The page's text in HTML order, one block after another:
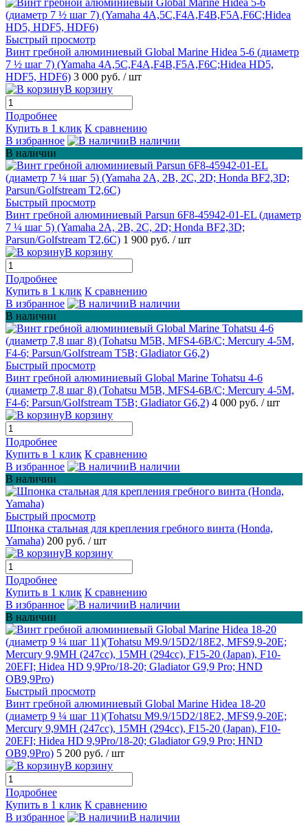
Быстрый просмотр
Винт гребной алюминиевый Global Marine Hidea 5-6 (диаметр
7 ½ шаг 7) (Yamaha 4A,5C,F4A,F4B,F5A,F6C;Hidea HD5,
HDF5, HDF6) 3 000 руб. / шт
В корзину
Подробнее
Купить в 1 клик К сравнению
В избранное
В наличии
В наличии
Быстрый просмотр
Винт гребной алюминиевый Parsun 6F8-45942-01-EL (диаметр
7 ¼ шаг 5) (Yamaha 2A, 2B, 2C, 2D; Honda BF2,3D;
Parsun/Golfstream T2,6C) 1 900 руб. / шт
В корзину
Подробнее
Купить в 1 клик К сравнению
В избранное
В наличии
В наличии
Быстрый просмотр
Винт гребной алюминиевый Global Marine Tohatsu 4-6
(диаметр 7,8 шаг 8) (Tohatsu M5В, MFS4-6B/C; Mercury 4-5M,
F4-6; Parsun/Golfstream T5B; Gladiator G6,2) 4 000 руб. / шт
В корзину
Подробнее
Купить в 1 клик К сравнению
В избранное
В наличии
В наличии
Быстрый просмотр
Шпонка стальная для крепления гребного винта (Hondа,
Yamahа) 200 руб. / шт
В корзину
Подробнее
Купить в 1 клик К сравнению
В избранное
В наличии
В наличии
Быстрый просмотр
Винт гребной алюминиевый Global Marine Hidea 18-20
(диаметр 9 ¼ шаг 11)(Tohatsu M9.9/15D2/18E2, MFS9,9-20E;
Mercury 9,9MH (247cc), 15MH (294cc), F15-20 (Japan), F10-
20EFI; Hidea HD 9,9Pro/18-20; Gladiator G9,9 Pro; HND
OB9,9Pro) 5 200 руб. / шт
В корзину
Подробнее
Купить в 1 клик К сравнению
В избранное
В наличии